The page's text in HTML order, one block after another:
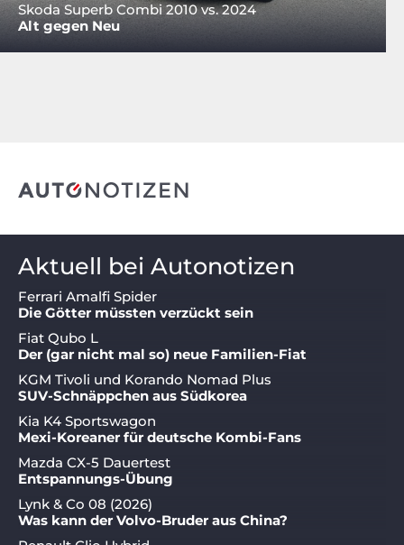
Skoda Superb Combi 2010 vs. 2024
Alt gegen Neu
Aktuell bei Autonotizen
Ferrari Amalfi Spider
Die Götter müssten verzückt sein
Fiat Qubo L
Der (gar nicht mal so) neue Familien-Fiat
KGM Tivoli und Korando Nomad Plus
SUV-Schnäppchen aus Südkorea
Kia K4 Sportswagon
Mexi-Koreaner für deutsche Kombi-Fans
Mazda CX-5 Dauertest
Entspannungs-Übung
Lynk & Co 08 (2026)
Was kann der Volvo-Bruder aus China?